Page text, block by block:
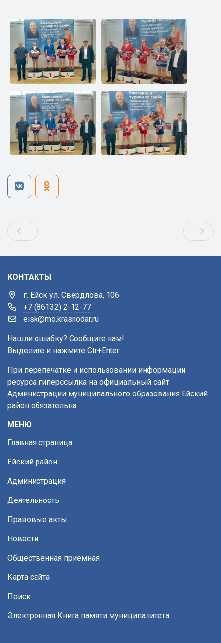
КОНТАКТЫ
г. Ейск ул. Свердлова, 106
+7 (86132) 2-12-77
eisk@mo.krasnodar.ru
Нашли ошибку? Сообщите нам!
Выделите и нажмите Ctr+Enter
При перепечатке и использовании информации
ресурса гиперссылка на официальный сайт
Администрации муниципального образования Ейский
район обязательна
МЕНЮ
Главная страница
Ейский район
Администрация
Деятельность
Правовые акты
Новости
Общественная приемная
Карта сайта
Поиск
Электронная Книга памяти муниципалитета